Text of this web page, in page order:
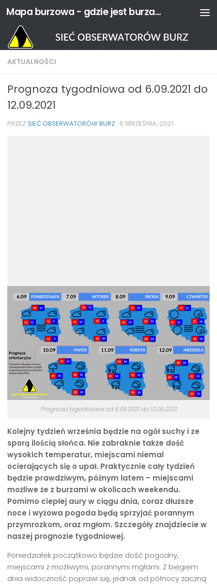
Przejdź do treści Mapa burzowa - gdzie jest burza? | Sieć Obserwatorów Burz
AKTUALNOŚCI
Prognoza tygodniowa od 6.09.2021 do
12.09.2021
PRZEZ SIEĆ OBSERWATORÓW BURZ · 5 WRZEŚNIA, 2021
Prognoza tygodniowa od 6.09.2021 do 12.09.2021
Kolejny tydzień września będzie na ogół suchy i ze
sporą ilością słońca. Nie zabraknie także dość
wysokich temperatur, miejscami niemal
ocierających się o upał. Praktycznie cały tydzień
będzie prawdziwym, późnym latem – miejscami
możliwe że z burzami w okolicach weekendu.
Pomimo ciepłej aury w ciągu dnia, coraz dłuższe
noce i wyżowa pogoda będą sprzyjać porannym
przymrozkom, oraz mgłom. Szczegóły znajdziecie w
naszej prognozie tygodniowej.
Poniedziałek początkowo będzie dość pogodny,
miejscami z możliwymi, porannymi mgłami. Z biegiem
dnia widoczność poprawi się, jednak od północy zaczną